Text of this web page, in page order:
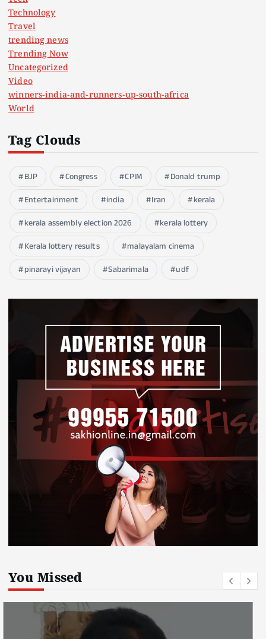
Technology
Travel
trending news
Trending Now
Uncategorized
Video
winners-india-and-runners-up-south-africa
World
Tag Clouds
BJP Congress CPIM
Donald trump
Entertainment
india Iran
kerala
kerala assembly election 2026
kerala lottery
Kerala lottery results
malayalam cinema
pinarayi vijayan
Sabarimala udf
You Missed